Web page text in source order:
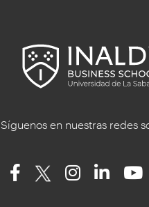
Síguenos en nuestras redes